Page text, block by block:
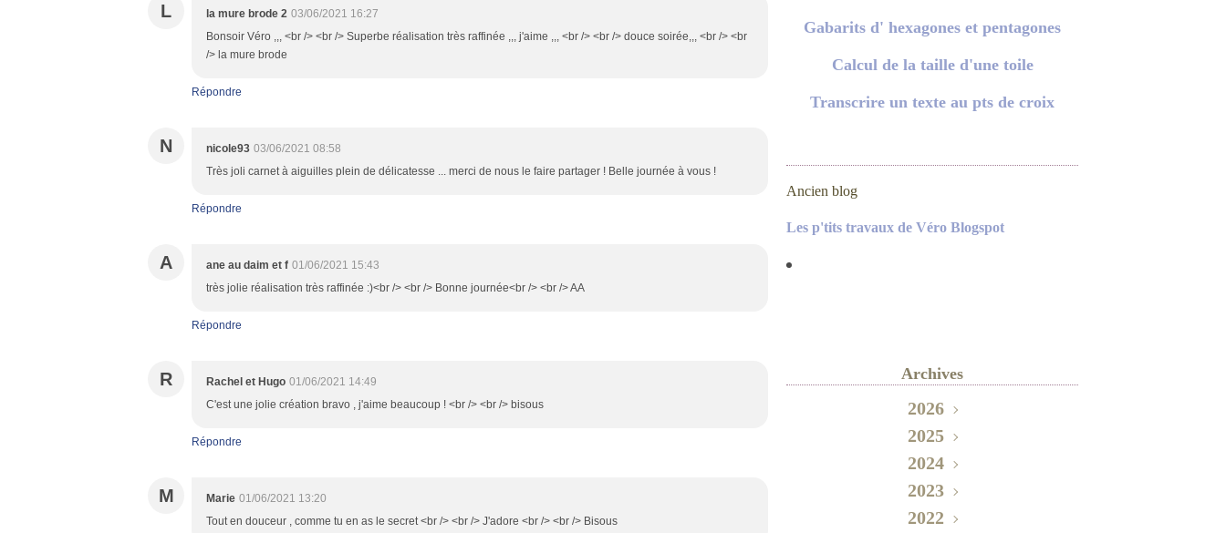
L la mure brode 2 03/06/2021 16:27
Bonsoir Véro ,,, <br /> <br /> Superbe réalisation très raffinée ,,, j'aime ,,, <br /> <br /> douce soirée,,, <br /> <br
/> la mure brode
Répondre
N nicole93 03/06/2021 08:58
Très joli carnet à aiguilles plein de délicatesse ... merci de nous le faire partager ! Belle journée à vous !
Répondre
A ane au daim et f 01/06/2021 15:43
très jolie réalisation très raffinée :)<br /> <br /> Bonne journée<br /> <br /> AA
Répondre
R Rachel et Hugo 01/06/2021 14:49
C'est une jolie création bravo , j'aime beaucoup ! <br /> <br /> bisous
Répondre
M Marie 01/06/2021 13:20
Tout en douceur , comme tu en as le secret <br /> <br /> J'adore <br /> <br /> Bisous
Gabarits d' hexagones et pentagones
Calcul de la taille d'une toile
Transcrire un texte au pts de croix
Ancien blog
Les p'tits travaux de Véro Blogspot
Archives
2026
Mai (2)
2025
Novembre
Octobre
Juin (1)
2024
Septembre
Août (1)
2023
Décembre
2022